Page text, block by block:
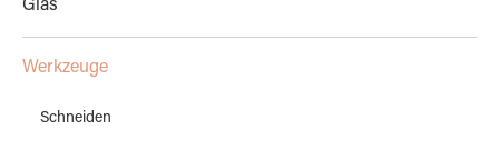
Glas
Werkzeuge
Schneiden